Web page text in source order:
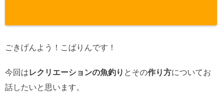
ごきげんよう！こばりんです！
今回はレクリエーションの魚釣り とその作り方についてお
話したいと思います。